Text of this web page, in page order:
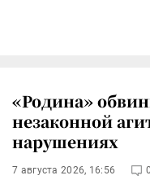
«Родина»
незаконной
нарушениях
7 августа 2026, 16:56 0